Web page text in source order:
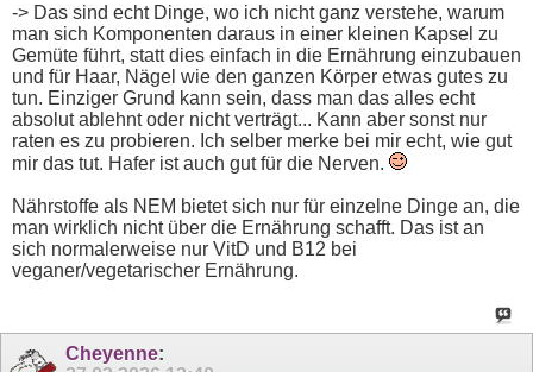
-> Das sind echt Dinge, wo ich nicht ganz verstehe, warum
man sich Komponenten daraus in einer kleinen Kapsel zu
Gemüte führt, statt dies einfach in die Ernährung einzubauen
und für Haar, Nägel wie den ganzen Körper etwas gutes zu
tun. Einziger Grund kann sein, dass man das alles echt
absolut ablehnt oder nicht verträgt... Kann aber sonst nur
raten es zu probieren. Ich selber merke bei mir echt, wie gut
mir das tut. Hafer ist auch gut für die Nerven.
Nährstoffe als NEM bietet sich nur für einzelne Dinge an, die
man wirklich nicht über die Ernährung schafft. Das ist an
sich normalerweise nur VitD und B12 bei
veganer/vegetarischer Ernährung.
Cheyenne: